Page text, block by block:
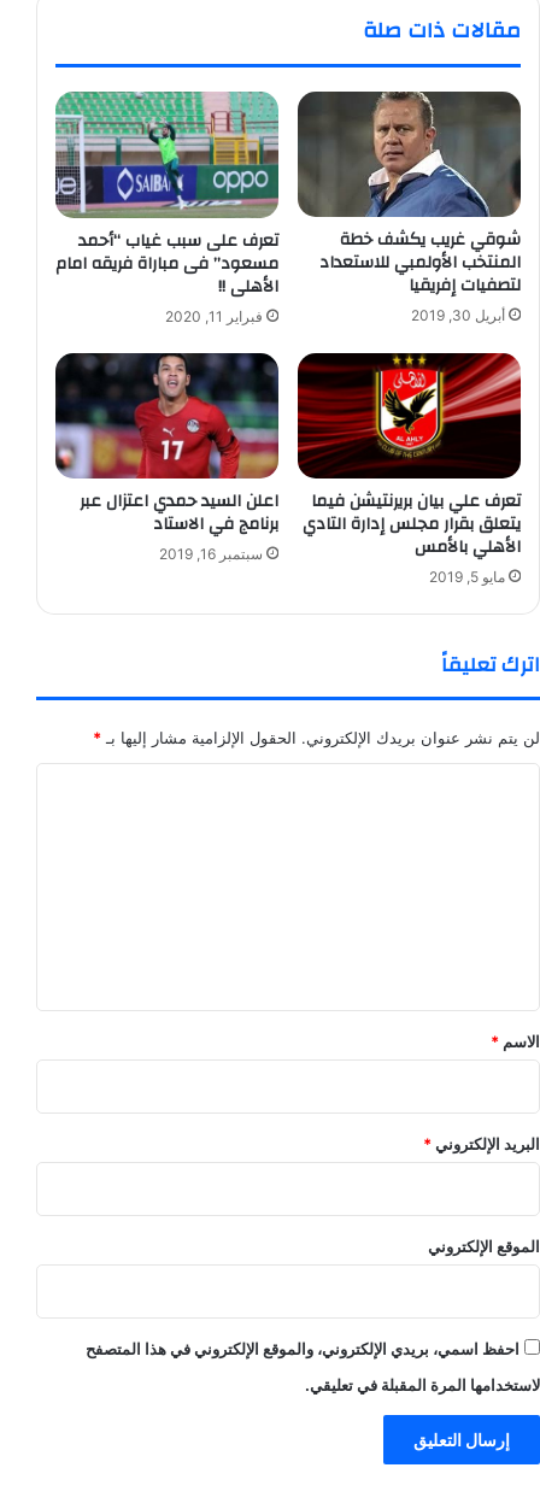
مقالات ذات صلة
شوقي غريب يكشف خطة
المنتخب الأولمبي للاستعداد
لتصفيات إفريقيا
أبريل 30, 2019
تعرف على سبب غياب “أحمد
مسعود” فى مباراة فريقه امام
الأهلى !!
فبراير 11, 2020
تعرف علي بيان بريرنتيشن فيما
يتعلق بقرار مجلس إدارة التادي
الأهلي بالأمس
مايو 5, 2019
اعلن السيد حمدي اعتزال عبر
برنامج في الاستاد
سبتمبر 16, 2019
اترك تعليقاً
لن يتم نشر عنوان بريدك الإلكتروني. الحقول الإلزامية مشار إليها بـ *
*
الاسم *
البريد الإلكتروني*
الموقع الإلكتروني
احفظ اسمي، بريدي الإلكتروني، والموقع الإلكتروني في هذا المتصفح
لاستخدامها المرة المقبلة في تعليقي.